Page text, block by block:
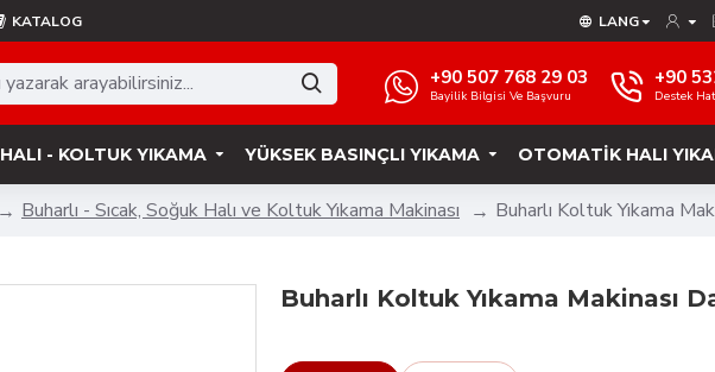
KATALOG LANG
+90 507 768 29 03
Bayilik Bilgisi Ve Başvuru
+90
Destek
HALI - KOLTUK YIKAMA YÜKSEK BASINÇLI YIKAMA OTOMATIK HALI
Buharlı - Sıcak, Soğuk Halı ve Koltuk Yıkama Makinası Buharlı Koltuk Yıkama
Buharlı Koltuk Yıkama Makinası